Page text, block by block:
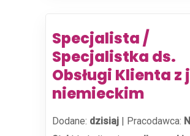
Specjalista /
Specjalistka ds.
Obsługi Klienta z
niemieckim
Dodane: dzisiaj | Pracodawca: